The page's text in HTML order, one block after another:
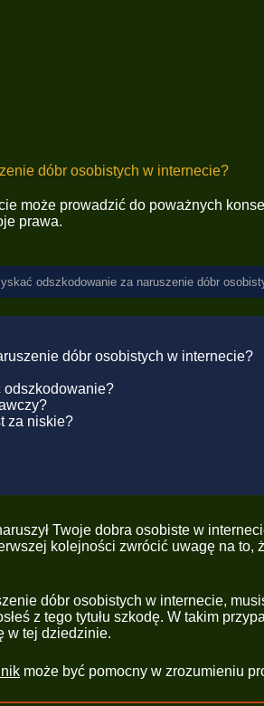
dóbr osobistych w internecie?
może prowadzić do poważnych
prawa.
odszkodowanie za naruszenie dóbr
dóbr osobistych w internecie?
odszkodowanie?
za niskie?
Twoje dobra osobiste w
kolejności zwrócić uwagę na
dóbr osobistych w internecie,
z tego tytułu szkodę. W takim
w tej dziedzinie.
może być pomocny w zrozumieniu